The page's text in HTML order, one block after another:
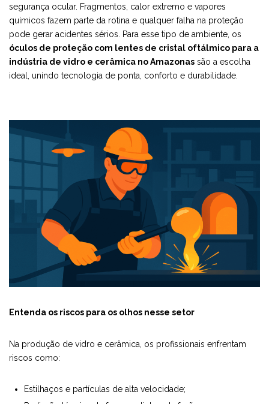
segurança ocular. Fragmentos, calor extremo e vapores
químicos fazem parte da rotina e qualquer falha na proteção
pode gerar acidentes sérios. Para esse tipo de ambiente, os
óculos de proteção com lentes de cristal oftálmico para a
indústria de vidro e cerâmica no Amazonas são a escolha
ideal, unindo tecnologia de ponta, conforto e durabilidade.
Entenda os riscos para os olhos nesse setor
Na produção de vidro e cerâmica, os profissionais enfrentam
riscos como:
Estilhaços e partículas de alta velocidade;